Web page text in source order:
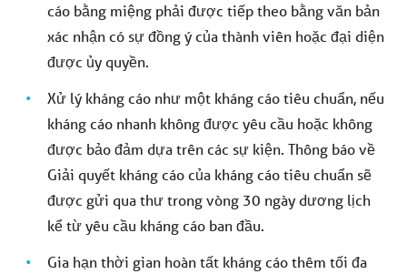
cáo bằng miệng phải được tiếp theo bằng văn bản
xác nhận có sự đồng ý của thành viên hoặc đại diện
được ủy quyền.
Xử lý kháng cáo như một kháng cáo tiêu chuẩn, nếu
kháng cáo nhanh không được yêu cầu hoặc không
được bảo đảm dựa trên các sự kiện. Thông báo về
Giải quyết kháng cáo của kháng cáo tiêu chuẩn sẽ
được gửi qua thư trong vòng 30 ngày dương lịch
kể từ yêu cầu kháng cáo ban đầu.
Gia hạn thời gian hoàn tất kháng cáo thêm tối đa